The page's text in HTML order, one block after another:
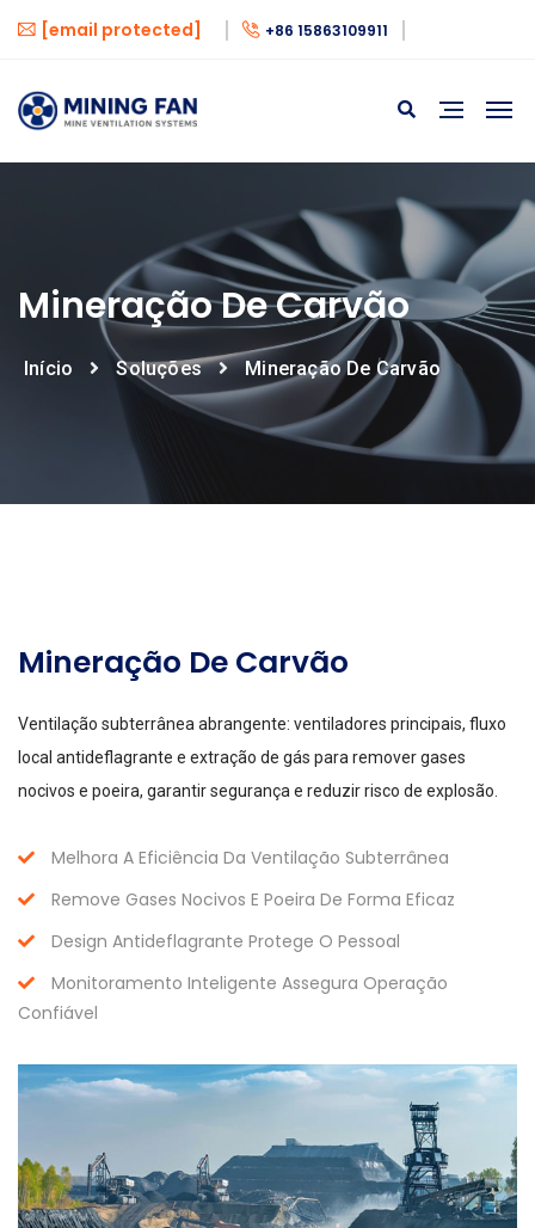
[email protected] +86 15863109911
Mineração De Carvão
Início Soluções Mineração De Carvão
Mineração De Carvão
Ventilação subterrânea abrangente: ventiladores principais, fluxo
local antideflagrante e extração de gás para remover gases
nocivos e poeira, garantir segurança e reduzir risco de explosão.
Melhora A Eficiência Da Ventilação Subterrânea
Remove Gases Nocivos E Poeira De Forma Eficaz
Design Antideflagrante Protege O Pessoal
Monitoramento Inteligente Assegura Operação
Confiável